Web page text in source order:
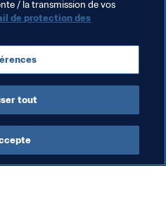
Senegal CAF
/ la transmission de vos
de protection des
tout